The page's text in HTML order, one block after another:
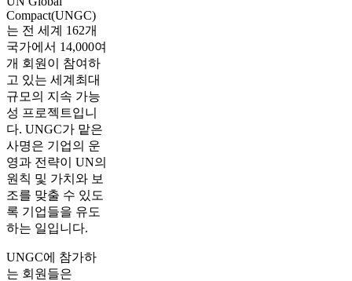
Compact(UNGC)
는 전 세계 162개
국가에서 14,000여
개 회원이 참여하
고 있는 세계최대
규모의 지속 가능
성 프로젝트입니
다. UNGC가 맡은
사명은 기업의 운
영과 전략이 UN의
원칙 및 가치와 보
조를 맞출 수 있도
록 기업들을 유도
하는 일입니다.
UNGC에 참가하
는 회원들은